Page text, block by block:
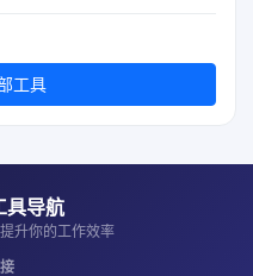
工具
具导航
升你的工作效率